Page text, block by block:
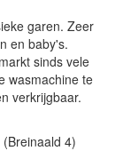
garen. Zeer
en baby's.
sinds vele
wasmachine te
verkrijgbaar.
4)